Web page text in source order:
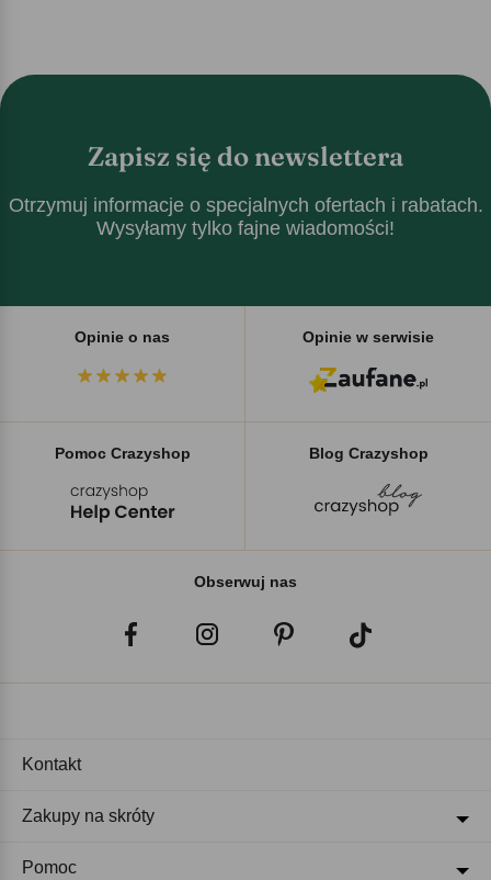
Zapisz się do newslettera
Otrzymuj informacje o specjalnych ofertach i rabatach.
Wysyłamy tylko fajne wiadomości!
Opinie o nas Opinie w serwisie
Pomoc Crazyshop Blog Crazyshop
Obserwuj nas
Kontakt
Zakupy na skróty
Pomoc